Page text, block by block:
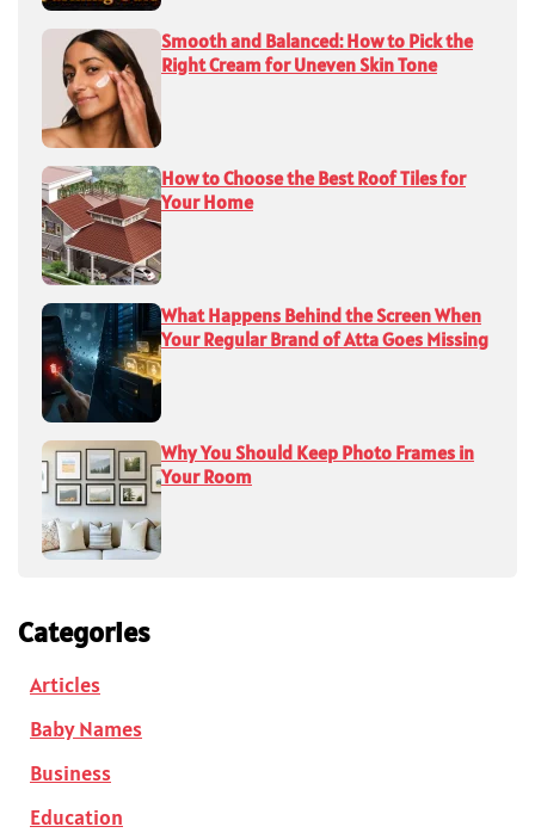
Smooth and Balanced: How to Pick the
Right Cream for Uneven Skin Tone
How to Choose the Best Roof Tiles for
Your Home
What Happens Behind the Screen When
Your Regular Brand of Atta Goes Missing
Why You Should Keep Photo Frames in
Your Room
Categories
Articles
Baby Names
Business
Education